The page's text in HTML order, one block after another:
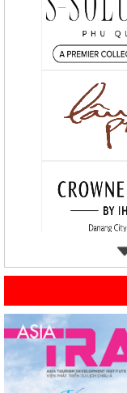
Previous